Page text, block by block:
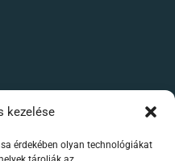
kezelése
érdekében olyan technológiákat